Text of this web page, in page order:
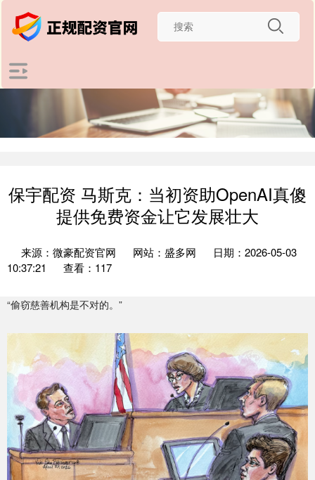
保宇配资 马斯克：当初资助OpenAI真傻
提供免费资金让它发展壮大
来源：微豪配资官网 网站：盛多网
日期：2026-05-03
10:37:21
查看：117
“偷窃慈善机构是不对的。”